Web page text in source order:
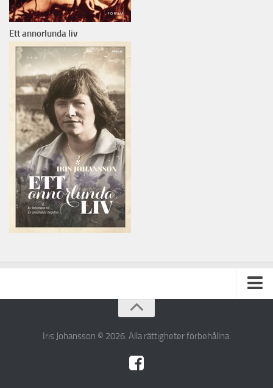
Ett annorlunda liv
Iris Johansson © 2026. Alla rättigheter förbehållna.